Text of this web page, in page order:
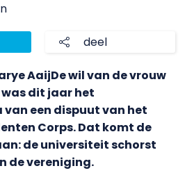
deel
De wil van de vrouw
dit jaar het
een dispuut van het
Corps. Dat komt de
de universiteit schorst
de vereniging.